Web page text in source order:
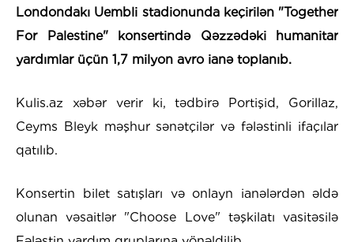
Londondakı Uembli stadionunda keçirilən "Together
For Palestine" konsertində Qəzzədəki humanitar
yardımlar üçün 1,7 milyon avro ianə toplanıb.
Kulis.az xəbər verir ki, tədbirə Portişid, Gorillaz,
Ceyms Bleyk məşhur sənətçilər və fələstinli ifaçılar
qatılıb.
Konsertin bilet satışları və onlayn ianələrdən əldə
olunan vəsaitlər "Choose Love" təşkilatı vasitəsilə